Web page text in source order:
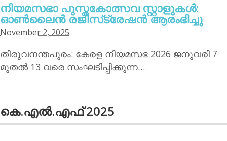
നിയമസഭാ പുസ്തകോത്സവ സ്റ്റാളുകള്‍:
ഓണ്‍ലൈന്‍ രജിസ്‌ട്രേഷന്‍ ആരംഭിച്ചു
November 2, 2025
തിരുവനന്തപുരം: കേരള നിയമസഭ 2026 ജനുവരി 7
മുതല്‍ 13 വരെ സംഘടിപ്പിക്കുന്ന…
കെ.എല്‍.എഫ് 2025